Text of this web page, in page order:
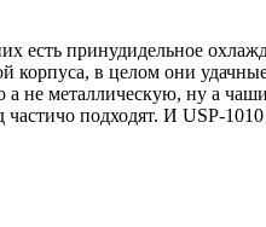
есть принудидельное
корпуса, в целом они
не металлическую, ну а
подходят. И USP-